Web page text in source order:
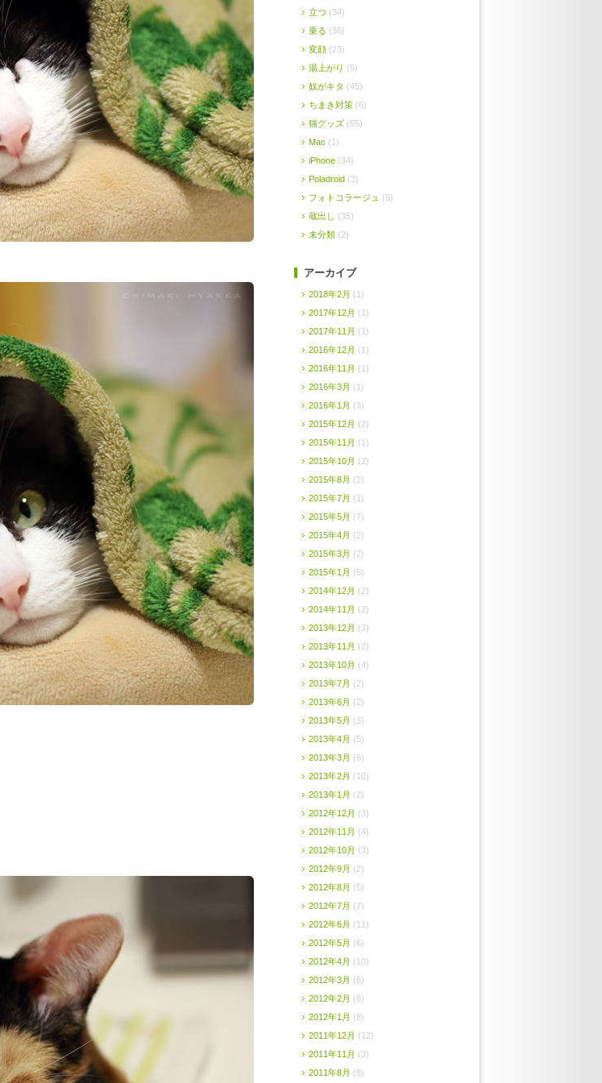
立つ (34)
乗る (36)
変顔 (23)
湯上がり (5)
奴がキタ (45)
ちまき対策 (6)
猫グッズ (55)
Mac (1)
iPhone (34)
Poladroid (3)
フォトコラージュ (5)
蔵出し (35)
未分類 (2)
アーカイブ
2018年2月 (1)
2017年12月 (1)
2017年11月 (1)
2016年12月 (1)
2016年11月 (1)
2016年3月 (1)
2016年1月 (3)
2015年12月 (2)
2015年11月 (1)
2015年10月 (2)
2015年8月 (2)
2015年7月 (1)
2015年5月 (7)
2015年4月 (2)
2015年3月 (2)
2015年1月 (5)
2014年12月 (2)
2014年11月 (2)
2013年12月 (3)
2013年11月 (2)
2013年10月 (4)
2013年7月 (2)
2013年6月 (2)
2013年5月 (3)
2013年4月 (5)
2013年3月 (6)
2013年2月 (10)
2013年1月 (2)
2012年12月 (3)
2012年11月 (4)
2012年10月 (3)
2012年9月 (2)
2012年8月 (5)
2012年7月 (7)
2012年6月 (11)
2012年5月 (6)
2012年4月 (10)
2012年3月 (6)
2012年2月 (6)
2012年1月 (8)
2011年12月 (12)
2011年11月 (3)
2011年8月 (8)